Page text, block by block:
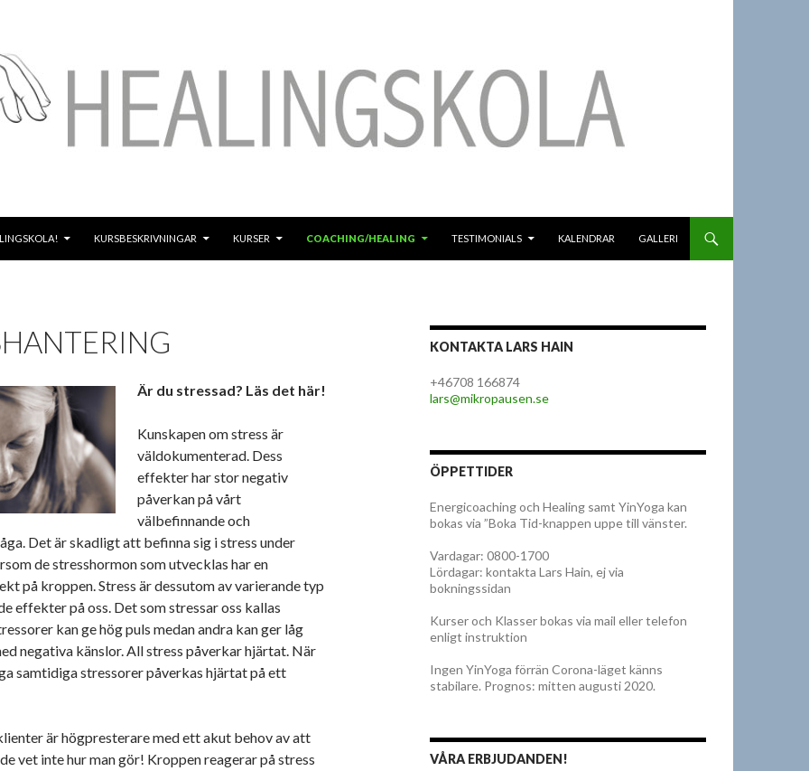
KURSBESKRIVNINGAR KURSER COACHING/HEALING TESTIMONIALS KALENDRAR GALLERI
Är du stressad? Läs det här!
Kunskapen om stress är
väldokumenterad. Dess
effekter har stor negativ
påverkan på vårt
välbefinnande och
Det är skadligt att befinna sig i stress under
de stresshormon som utvecklas har en
på kroppen. Stress är dessutom av varierande typ
effekter på oss. Det som stressar oss kallas
kan ge hög puls medan andra kan ger låg
negativa känslor. All stress påverkar hjärtat. När
samtidiga stressorer påverkas hjärtat på ett
är högpresterare med ett akut behov av att
vet inte hur man gör! Kroppen reagerar på stress
KONTAKTA LARS HAIN
+46708 166874
lars@mikropausen.se
ÖPPETTIDER
Energicoaching och Healing samt YinYoga kan
bokas via ”Boka Tid-knappen uppe till vänster.
Vardagar: 0800-1700
Lördagar: kontakta Lars Hain, ej via
bokningssidan
Kurser och Klasser bokas via mail eller telefon
enligt instruktion
Ingen YinYoga förrän Corona-läget känns
stabilare. Prognos: mitten augusti 2020.
VÅRA ERBJUDANDEN!